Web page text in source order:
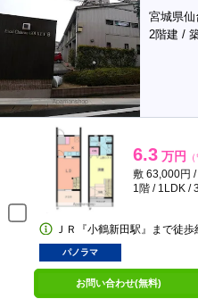
宮城県
2階建 /
6.3 万円
敷 63,000円
1階 / 1LDK /
ＪＲ『小鶴新田駅』まで徒
パノラマ
お問い合わせ(無料)